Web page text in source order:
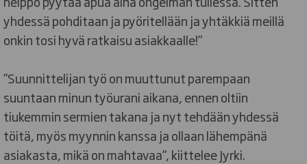
yhdessä pohditaan ja pyöritellään ja yhtäkkiä meillä
onkin tosi hyvä ratkaisu asiakkaalle!”
”Suunnittelijan työ on muuttunut parempaan
suuntaan minun työurani aikana, ennen oltiin
tiukemmin sermien takana ja nyt tehdään yhdessä
töitä, myös myynnin kanssa ja ollaan lähempänä
asiakasta, mikä on mahtavaa”, kiittelee Jyrki.